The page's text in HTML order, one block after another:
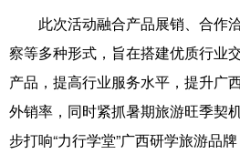
学习进行时 高层
国际 财经
台湾 思客智库
科技 科普
此次活动融合产品展销、合作
察等多种形式，旨在搭建优质行业
产品，提高行业服务水平，提升广
外销率，同时紧抓暑期旅游旺季契
步打响“力行学堂”广西研学旅游品